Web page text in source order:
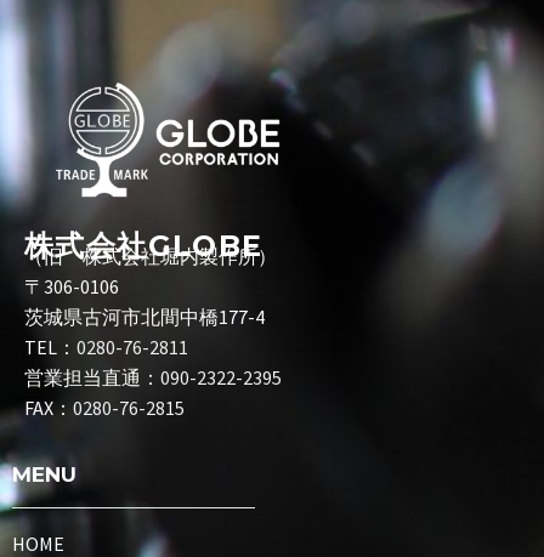
株式会社GLOBE
（旧 株式会社堀内製作所）
〒306-0106
茨城県古河市北間中橋177-4
TEL： 0280-76-2811
営業担当直通： 090-2322-2395
FAX： 0280-76-2815
MENU
HOME